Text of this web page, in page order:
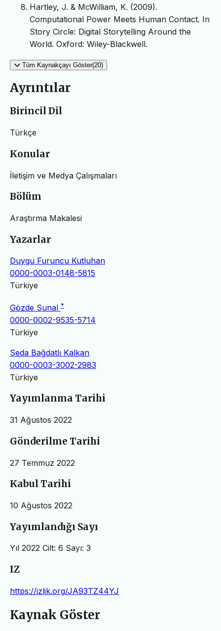
Hartley, J. & McWilliam, K. (2009).
Computational Power Meets Human Contact. In
Story Circle: Digital Storytelling Around the
World. Oxford: Wiley-Blackwell.
Tüm Kaynakçayı Göster(20)
Ayrıntılar
Birincil Dil
Türkçe
Konular
İletişim ve Medya Çalışmaları
Bölüm
Araştırma Makalesi
Yazarlar
Duygu Furuncu Kutluhan
0000-0003-0148-5815
Türkiye
Gözde Sunal *
0000-0002-9535-5714
Türkiye
Seda Bağdatlı Kalkan
0000-0003-3002-2983
Türkiye
Yayımlanma Tarihi
31 Ağustos 2022
Gönderilme Tarihi
27 Temmuz 2022
Kabul Tarihi
10 Ağustos 2022
Yayımlandığı Sayı
Yıl 2022 Cilt: 6 Sayı: 3
IZ
https://izlik.org/JA93TZ44YJ
Kaynak Göster